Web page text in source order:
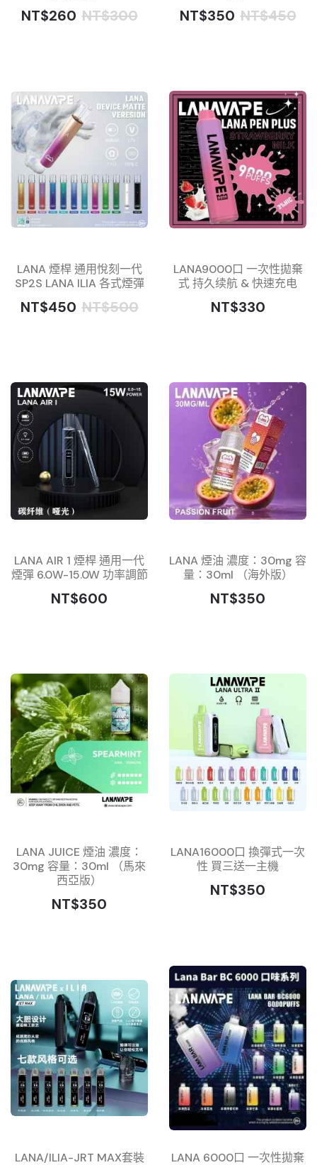
NT$260 NT$300 NT$350 NT$450
LANA 煙桿 通用悅刻一代
SP2S LANA ILIA 各式煙彈
NT$450 NT$500
LANA9000口 一次性拋棄
式 持久续航 & 快速充电
NT$330
LANA AIR 1 煙桿 通用一代
煙彈 6.0W-15.0W 功率調節
NT$600
LANA 煙油 濃度：30mg 容
量：30ml （海外版）
NT$350
LANA JUICE 煙油 濃度：
30mg 容量：30ml （馬來
西亞版）
NT$350
LANA16000口 換彈式一次
性 買三送一主機
NT$350
LANA/ILIA-JRT MAX套裝
LANA 6000口 一次性拋棄